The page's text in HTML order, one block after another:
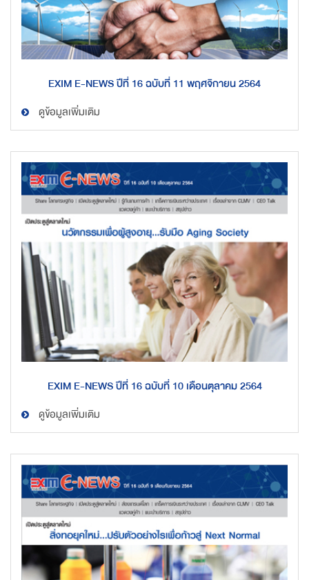
EXIM E-NEWS ปีที่ 16 ฉบับที่ 11 พฤศจิกายน 2564
ดูข้อมูลเพิ่มเติม
EXIM E-NEWS ปีที่ 16 ฉบับที่ 10 เดือนตุลาคม 2564
ดูข้อมูลเพิ่มเติม